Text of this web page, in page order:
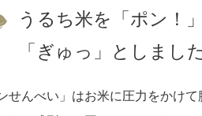
うるち米を「ポン！
「ぎゅっ」としました
せんべい」はお米に圧力をかけて